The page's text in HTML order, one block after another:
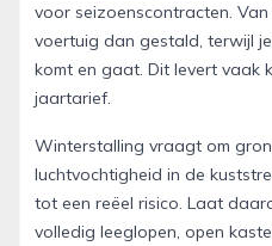
voor seizoenscontracten.
voertuig dan gestald, terwijl
komt en gaat. Dit levert vaak
jaartarief.
Winterstalling vraagt om
luchtvochtigheid in de
tot een reëel risico. Laat
volledig leeglopen, open